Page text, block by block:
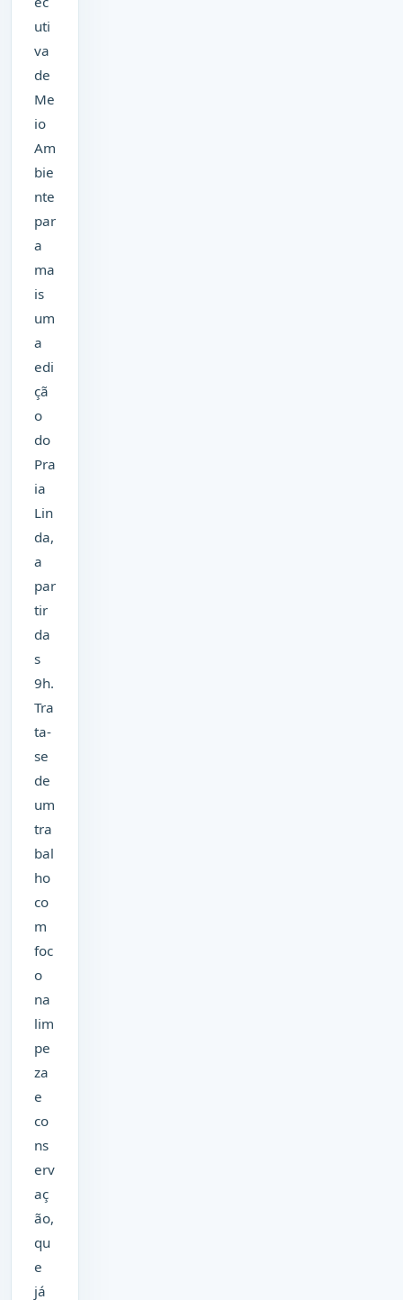
uti
va
de
Me
io
Am
bie
nte
par
a
ma
is
um
a
edi
çã
o
do
Pra
ia
Lin
da,
a
par
tir
da
s
9h.
Tra
ta-
se
de
um
tra
bal
ho
co
m
foc
o
na
lim
pe
za
e
co
ns
erv
aç
ão,
qu
e
já